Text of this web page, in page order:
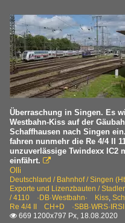
Überraschung in Singen. Es
Westbahn-Kiss auf der
Schaffhausen nach Singen
fahren nunmehr die Re 4/4 II
unzuverlässige Twindexx IC2
einfährt. 
Olli
Deutschland / Bahnhof / Singen
Exporte und Lizenzbauten /
/ 4110 ·DB·Westbahn· Kiss,
Re 4/4 II CH+D
 669 1200x797 Px, 18.08.2020